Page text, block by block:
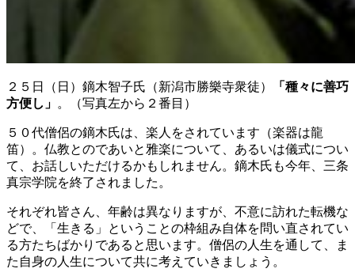
２５日（日）鏑木智子氏（新潟市勝樂寺衆徒）
「種々に善巧
方便し」 。（写真左から２番目）
５０代僧侶の鏑木氏は、楽人をされています（楽器は龍
笛）。仏教とのであいと雅楽について、あるいは儀式につい
て、お話しいただけるかもしれません。鏑木氏も今年、三条
真宗学院を終了されました。
それぞれ皆さん、年齢は異なりますが、不意に訪れた転機な
どで、「生きる」ということの枠組み自体を問い直されてい
る方たちばかりであると思います。僧侶の人生を通して、ま
た自身の人生について共に考えていきましょう。